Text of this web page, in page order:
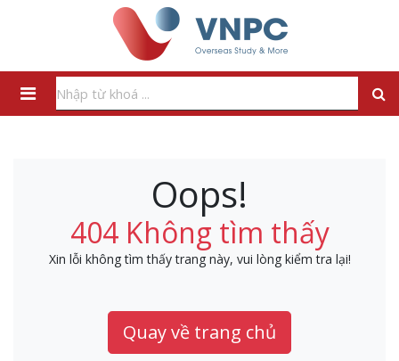
Oops!
404 Không tìm thấy
Xin lỗi không tìm thấy trang này, vui lòng kiểm tra lại!
Quay về trang chủ